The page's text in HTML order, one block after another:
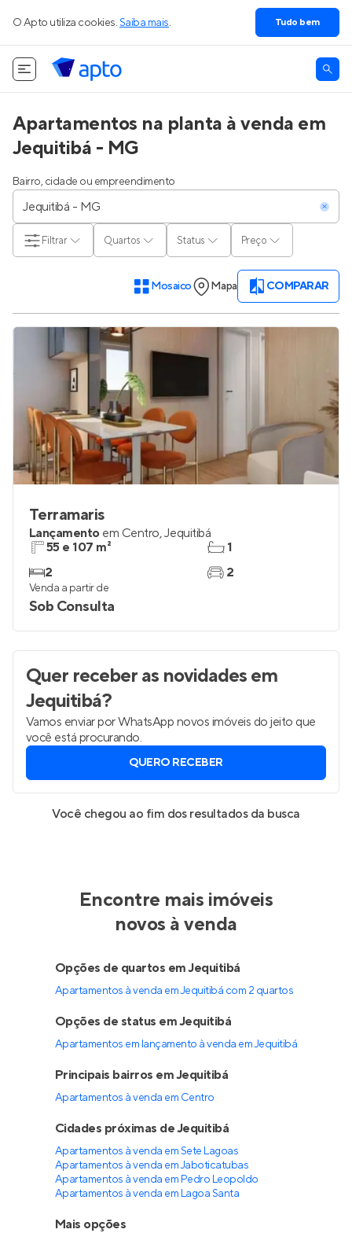
O Apto utiliza cookies. Saiba mais. Tudo bem
Apartamentos na planta à venda em
Jequitibá - MG
Bairro, cidade ou empreendimento
Quartos Status Preço
Filtrar
Mosaico Mapa COMPARAR
Terramaris
Lançamento em Centro,Jequitibá
55 e 107 m²
2
1
2
Venda a partir de
Sob Consulta
Quer receber as novidadesem
Jequitibá?
Vamos enviar por WhatsApp novos imóveis do jeito que
você está procurando.
QUERO RECEBER
Você chegou ao fim dos resultados da busca
Encontre mais imóveis
novos à venda
Opções de quartos em Jequitibá
Apartamentos à venda em Jequitibá com 2 quartos
Opções de status em Jequitibá
Apartamentos em lançamento à venda em Jequitibá
Principais bairros em Jequitibá
Apartamentos à venda em Centro
Cidades próximas de Jequitibá
Apartamentos à venda em Sete Lagoas
Apartamentos à venda em Jaboticatubas
Apartamentos à venda em Pedro Leopoldo
Apartamentos à venda em Lagoa Santa
Mais opções